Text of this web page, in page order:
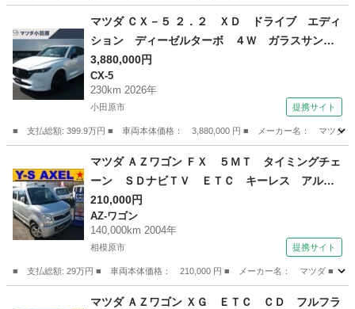
0.12）マツダ
マツダ ＣＸ－５ ２．２ ＸＤ ドライブ エディ
ション ディーゼルターボ ４Ｗ ガラスサンル
ーフ ＢＯＳＥ パーキングセンサー オートク
ルーズコントロール 地デジ 電動リアゲート
電動シート 革シート 衝突被害軽減システム
シートヒーター ＥＴＣ サンルーフ ４ＷＤ
ＤＳＣ 禁煙 （検11.3）
3,880,000円
CX-5
230km 2026年
小田原市 提携サイト
■ 支払総額: 399.9万円 ■ 車両本体価格： 3,880,000 円 ■ メーカー名： マツ
CX-5
マツダ ＡＺワゴン ＦＸ ５ＭＴ タイミングチェ
ーン ＳＤナビＴＶ ＥＴＣ キーレス アルミ
（車検整備付）
210,000円
AZ-ワゴン
140,000km 2004年
相模原市 提携サイト
■ 支払総額: 29万円 ■ 車両本体価格： 210,000 円 ■ メーカー名： マツダ ■
AZ-ワゴン
マツダ ＡＺワゴン ＸＧ ＥＴＣ ＣＤ フルフラ